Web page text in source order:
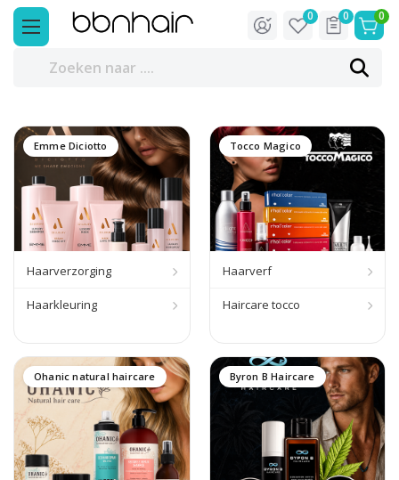
0
0
0
Emme Diciotto
Haarverzorging
Haarkleuring
Tocco Magico
Haarverf
Haircare tocco
Ohanic natural haircare Byron B Haircare